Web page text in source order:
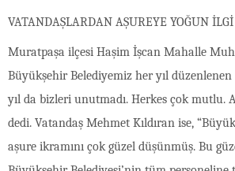
VATANDAŞLARDAN AŞUREYE YOĞUN İLGİ
Muratpaşa ilçesi Haşim İşcan Mahalle
Büyükşehir Belediyemiz her yıl
yıl da bizleri unutmadı. Herkes çok mutlu.
dedi. Vatandaş Mehmet Kıldıran ise,
aşure ikramını çok güzel düşünmüş. Bu